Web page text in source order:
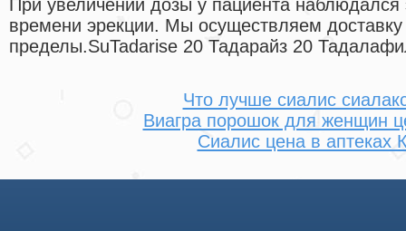
При увеличении дозы у пациента
времени эрекции. Мы осуществляем доставку
пределы.SuTadarise 20 Тадарайз 20
Что лучше сиалис
Виагра порошок для женщин
Сиалис цена в аптеках